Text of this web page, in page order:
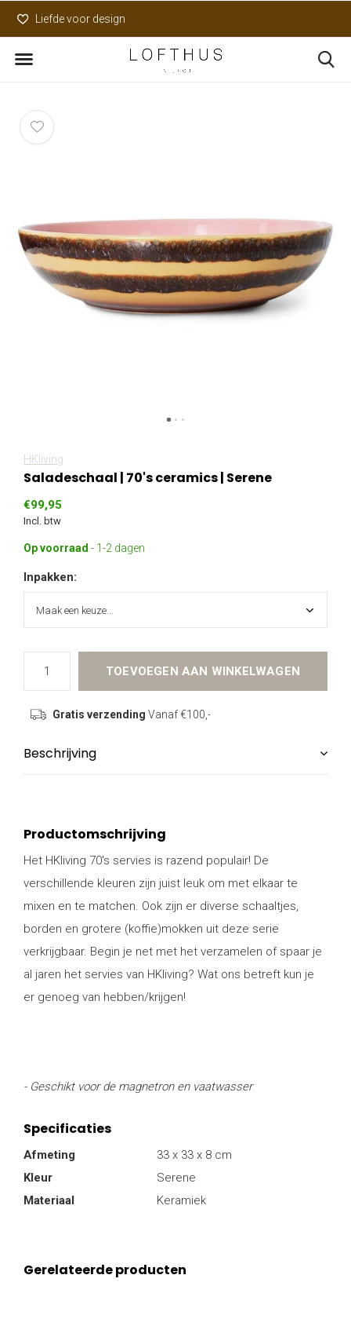
Liefde voor design
HKliving
Saladeschaal | 70's ceramics | Serene
€99,95
Incl. btw
Op voorraad - 1-2 dagen
Inpakken:
TOEVOEGEN AAN WINKELWAGEN
Gratis verzending Vanaf €100,-
Beschrijving
Productomschrijving
Het HKliving 70's servies is razend populair! De
verschillende kleuren zijn juist leuk om met elkaar te
mixen en te matchen. Ook zijn er diverse schaaltjes,
borden en grotere (koffie)mokken uit deze serie
verkrijgbaar. Begin je net met het verzamelen of spaar je
al jaren het servies van HKliving? Wat ons betreft kun je
er genoeg van hebben/krijgen!
- Geschikt voor de magnetron en vaatwasser
Specificaties
Afmeting
33 x 33 x 8 cm
Kleur
Serene
Materiaal
Keramiek
Gerelateerde producten